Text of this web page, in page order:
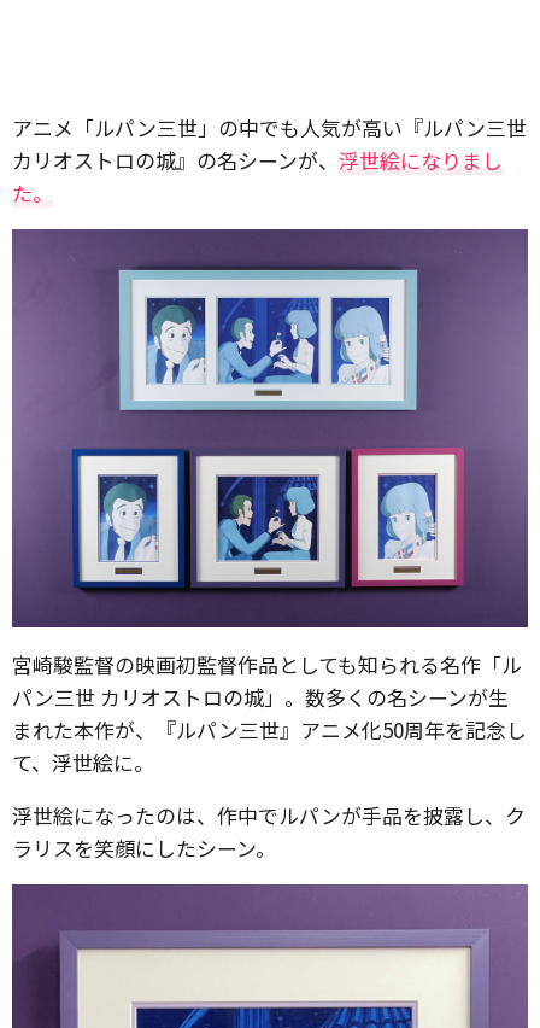
アニメ「ルパン三世」の中でも人気が高い『ルパン三世
カリオストロの城』の名シーンが、 浮世絵になりまし
た。
宮崎駿監督の映画初監督作品としても知られる名作「ル
パン三世 カリオストロの城」。数多くの名シーンが生
まれた本作が、『ルパン三世』アニメ化50周年を記念し
て、浮世絵に。
浮世絵になったのは、作中でルパンが手品を披露し、ク
ラリスを笑顔にしたシーン。